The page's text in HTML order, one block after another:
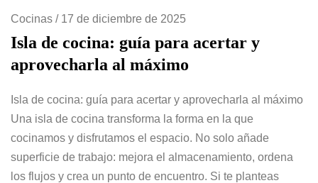
Cocinas / 17 de diciembre de 2025
Isla de cocina: guía para acertar y
aprovecharla al máximo
Isla de cocina: guía para acertar y aprovecharla al máximo
Una isla de cocina transforma la forma en la que
cocinamos y disfrutamos el espacio. No solo añade
superficie de trabajo: mejora el almacenamiento, ordena
los flujos y crea un punto de encuentro. Si te planteas